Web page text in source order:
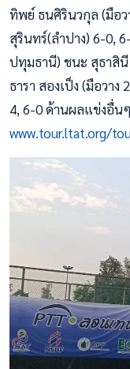
ทิพย์ ธนศิรินวกุล (มือ
สุรินทร์(ลำปาง) 6-0,
ปทุมธานี) ชนะ สุธาสิ
ธารา สองเป็ง (มือวา
4, 6-0 ด้านผลแข่งอื่น
www.tour.ltat.org/